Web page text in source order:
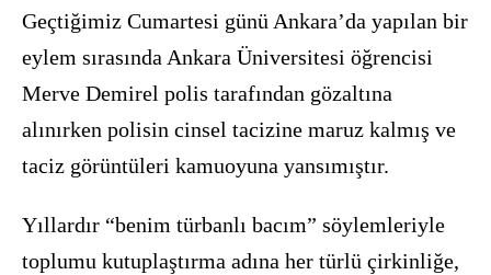
Geçtiğimiz Cumartesi günü Ankara’da yapılan bir
eylem sırasında Ankara Üniversitesi öğrencisi
Merve Demirel polis tarafından gözaltına
alınırken polisin cinsel tacizine maruz kalmış ve
taciz görüntüleri kamuoyuna yansımıştır.
Yıllardır “benim türbanlı bacım” söylemleriyle
toplumu kutuplaştırma adına her türlü çirkinliğe,